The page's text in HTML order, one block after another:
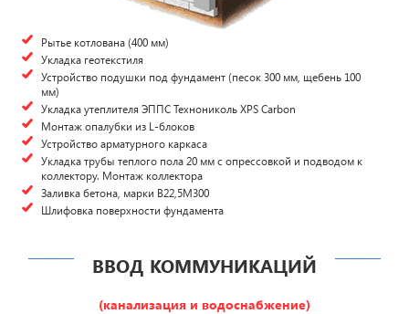
Рытье котлована (400 мм)
Укладка геотекстиля
Устройство подушки под фундамент (песок 300 мм, щебень 100
мм)
Укладка утеплителя ЭППС Технониколь XPS Carbon
Монтаж опалубки из L-блоков
Устройство арматурного каркаса
Укладка трубы теплого пола 20 мм с опрессовкой и подводом к
коллектору. Монтаж коллектора
Заливка бетона, марки В22,5М300
Шлифовка поверхности фундамента
ВВОД КОММУНИКАЦИЙ
(канализация и водоснабжение)